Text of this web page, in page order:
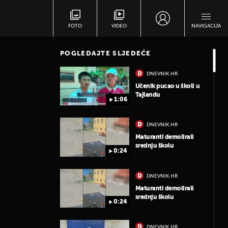
FOTO VIDEO NAVIGACIJA
POGLEDAJTE SLJEDEĆE
1:06
DNEVNIK.HR
Učenik pucao u školi u
Tajlandu
0:24
DNEVNIK.HR
Maturanti demolirali
srednju školu
0:24
DNEVNIK.HR
Maturanti demolirali
srednju školu